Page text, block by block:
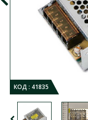
КОД : 41835